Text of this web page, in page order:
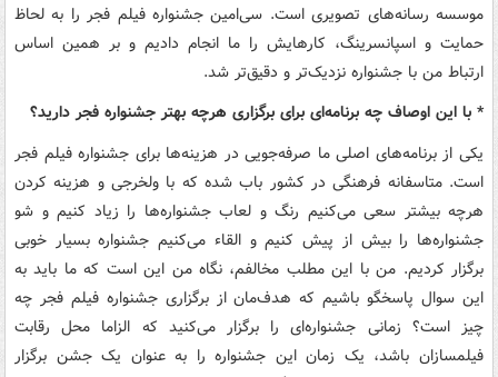
موسسه رسانه‌های تصویری است. سی‌امین جشنواره فیلم فجر را به لحاظ
حمایت و اسپانسرینگ، کارهایش را ما انجام دادیم و بر همین اساس
ارتباط من با جشنواره نزدیک‌تر و دقیق‌تر شد.
* با این اوصاف چه برنامه‌ای برای برگزاری هرچه بهتر جشنواره فجر دارید؟
یکی از برنامه‌های اصلی ما صرفه‌جویی در هزینه‌ها برای جشنواره فیلم فجر
است. متاسفانه فرهنگی در کشور باب شده که با ولخرجی و هزینه کردن
هرچه بیشتر سعی می‌کنیم رنگ و لعاب جشنواره‌ها را زیاد کنیم و شو
جشنواره‌ها را بیش از پیش کنیم و القاء می‌کنیم جشنواره بسیار خوبی
برگزار کردیم. من با این مطلب مخالفم، نگاه من این است که ما باید به
این سوال پاسخگو باشیم که هدف‌‌مان از برگزاری جشنواره فیلم فجر چه
چیز است؟ زمانی جشنواره‌ای را برگزار می‌کنید که الزاما محل رقابت
فیلمسازان باشد، یک زمان این جشنواره را به عنوان یک جشن برگزار